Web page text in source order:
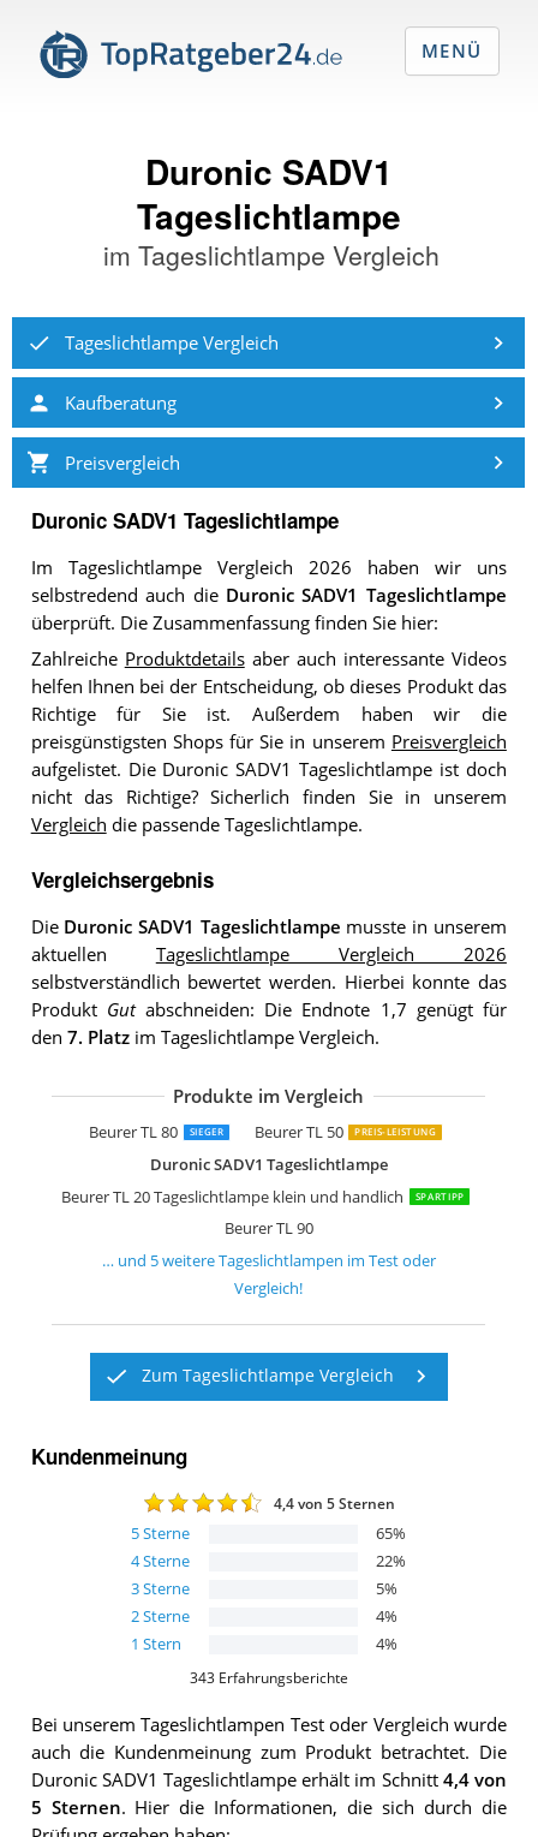
Duronic SADV1
Tageslichtlampe
im Tageslichtlampe Vergleich
Tageslichtlampe Vergleich
Kaufberatung
Preisvergleich
Duronic SADV1 Tageslichtlampe
Im Tageslichtlampe Vergleich 2026 haben wir uns
selbstredend auch die Duronic SADV1 Tageslichtlampe
überprüft. Die Zusammenfassung finden Sie hier:
Zahlreiche Produktdetailsaber auch interessante Videos
helfen Ihnen bei der Entscheidung, ob dieses Produkt das
Richtige für Sie ist. Außerdem haben wir die
preisgünstigsten Shops für Sie in unserem Preisvergleich
aufgelistet. Die Duronic SADV1 Tageslichtlampe ist doch
nicht das Richtige? Sicherlich finden Sie in unserem
Vergleich die passende Tageslichtlampe.
Vergleichsergebnis
Die Duronic SADV1 Tageslichtlampe musste in unserem
aktuellen Tageslichtlampe Vergleich 2026
selbstverständlich bewertet werden. Hierbei konnte das
Produkt Gutabschneiden: Die Endnote 1,7 genügt für
den 7. Platzim Tageslichtlampe Vergleich.
Produkte im Vergleich
Beurer TL 80 SIEGER Beurer TL 50 PREIS-LEISTUNG
Duronic SADV1 Tageslichtlampe
Beurer TL 20 Tageslichtlampe klein und handlich
SPARTIPP
Beurer TL 90
Lumie Desklamp 10.000 lux
Beurer TL 70
Beurer TL 100
Beurer TL 30
Medisana LT 460 Tageslichtlampe
… und 5weitereTageslichtlampen im Test oder
Vergleich!
Zum Tageslichtlampe Vergleich
Kundenmeinung
4,4von 5 Sternen
5Sterne 65%
4Sterne 22%
3Sterne 5%
2Sterne 4%
1 Stern 4%
343 Erfahrungsberichte
Bei unseremTageslichtlampen Test oder Vergleich wurde
auch die Kundenmeinung zum Produkt betrachtet. Die
Duronic SADV1 Tageslichtlampe erhält im Schnitt 4,4von
5 Sternen. Hier die Informationen, die sich durch die
MENÜ